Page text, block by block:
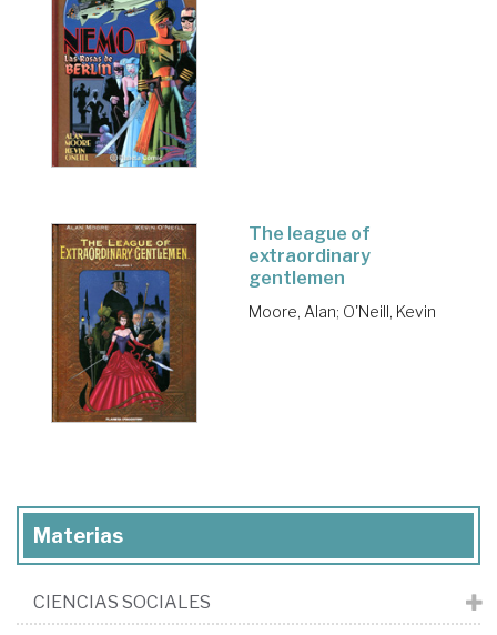
The league of
extraordinary
gentlemen
Moore, Alan; O'Neill, Kevin
Materias
CIENCIAS SOCIALES